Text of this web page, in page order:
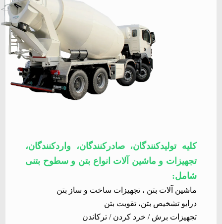
کلیه تولیدکنندگان، صادرکنندگان، واردکنندگان،
تجهیزات و ماشین آلات انواع بتن و سطوح بتنی
شامل:
ماشین آلات بتن ، تجهیزات ساخت و ساز بتن
درایو تشخیص بتن، تقویت بتن
تجهیزات برش / خرد کردن / ترکاندن